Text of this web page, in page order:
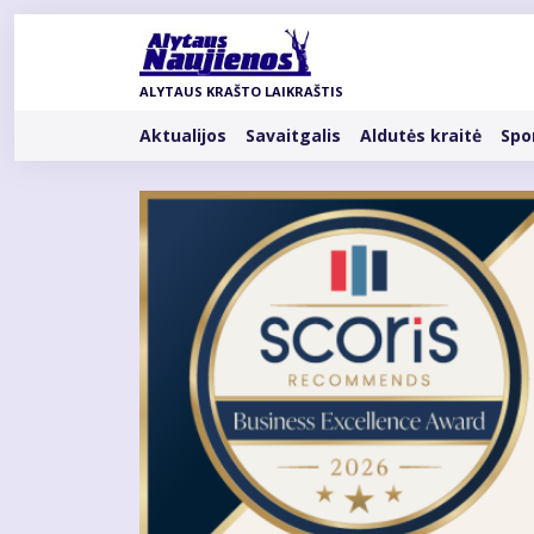
Pereiti
ALYTAUS KRAŠTO LAIKRAŠTIS
Rubrikos
Aktualijos Savaitgalis Aldutės kraitė